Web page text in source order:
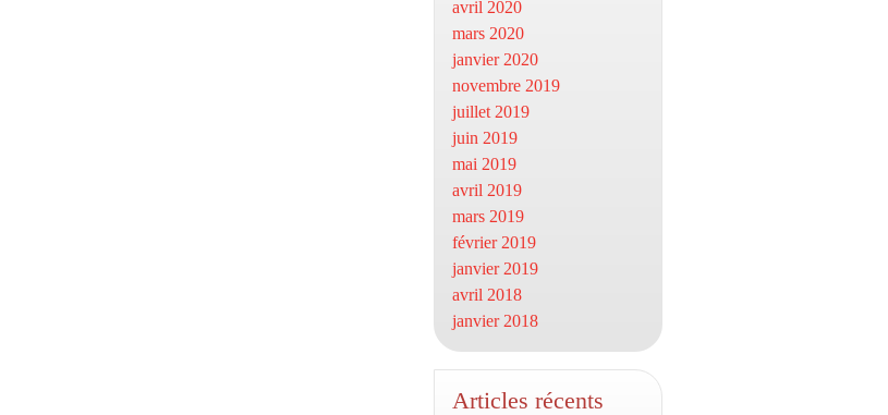
avril 2020
mars 2020
janvier 2020
novembre 2019
juillet 2019
juin 2019
mai 2019
avril 2019
mars 2019
février 2019
janvier 2019
avril 2018
janvier 2018
Articles récents